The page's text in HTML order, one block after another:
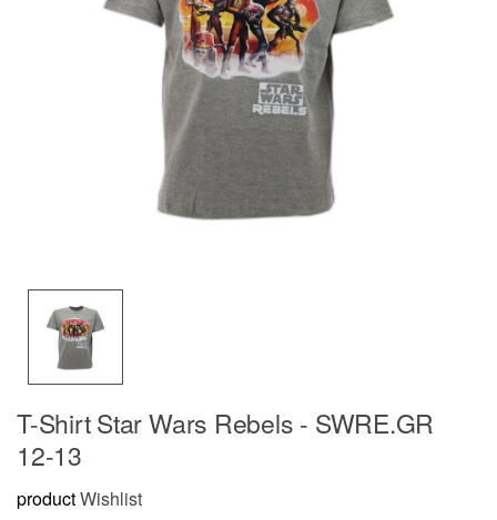
T-Shirt Star Wars Rebels - SWRE.GR
12-13
productWishlist